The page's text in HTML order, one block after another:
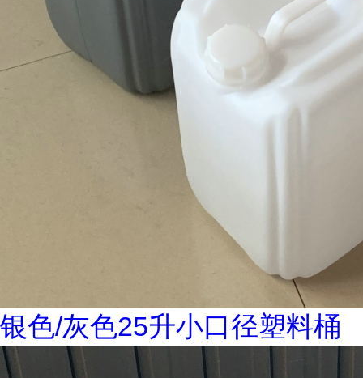
银色/灰色25升小口径塑料桶